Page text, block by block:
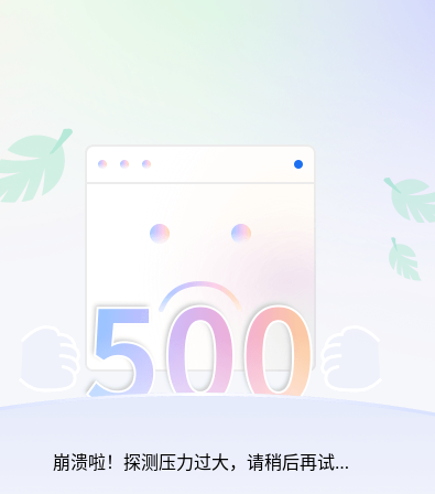
崩溃啦！探测压力过大，请稍后再试…